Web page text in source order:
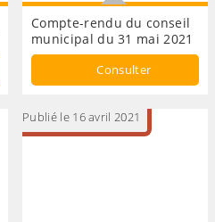
Compte-rendu du conseil
municipal du 31 mai 2021
Conseil municipal
Consulter
Publié le 16 avril 2021